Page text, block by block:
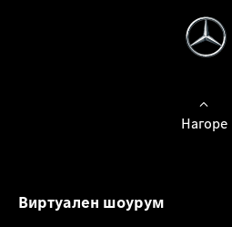
Нагоре
Виртуален шоурум